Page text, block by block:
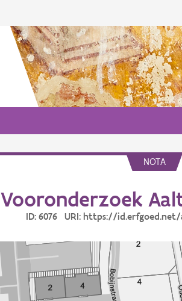
NOTA
Vooronderzoek
ID: 6076 URI: https://